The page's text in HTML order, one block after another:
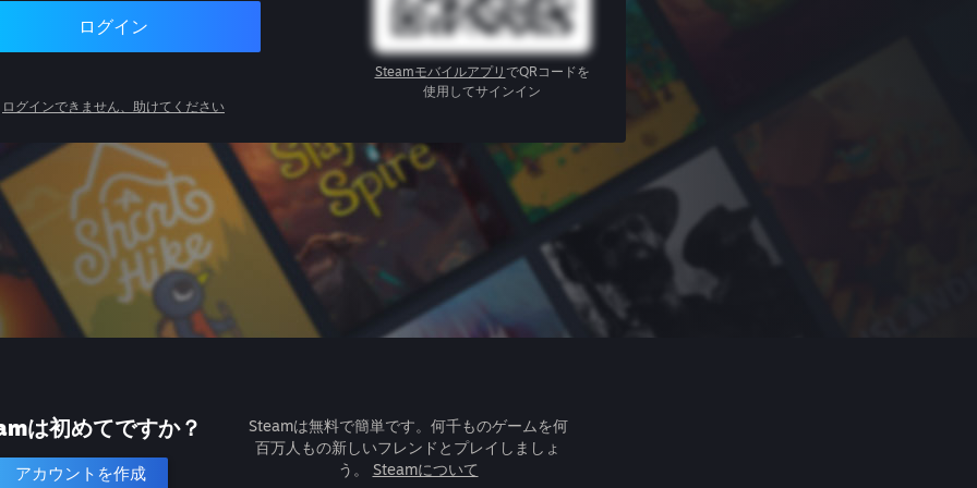
ログイン
ログインできません、助けてください
Steamモバイルアプリ でQRコードを
使用してサインイン
は初めてですか？
アカウントを作成
Steamは無料で簡単です。何千ものゲームを何
百万人もの新しいフレンドとプレイしましょ
う。 Steamについて